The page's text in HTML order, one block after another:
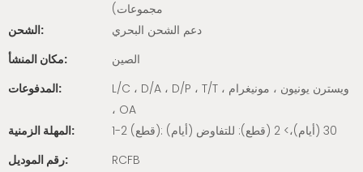
مجموعات)
الشحن:
دعم الشحن البحري
مكان المنشأ:
الصين
المدفوعات:
L/C ، D/A ، D/P ، T/T ، ويسترن يونيون ، مونيغرام
، OA
المهلة الزمنية:
1-2 (قطع): 30 (أيام)،> 2 (قطع): للتفاوض (أيام)
رقم الموديل:
RCFB